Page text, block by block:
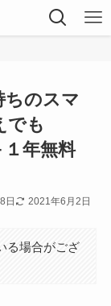
ちのスマ
でも
年無料
日 2021年6月2日
る場合がござ